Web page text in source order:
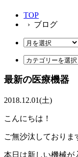
TOP
› ブログ
最新の医療機器
2018.12.01(土)
こんにちは！
ご無沙汰しておりま
本日は新しい機械が